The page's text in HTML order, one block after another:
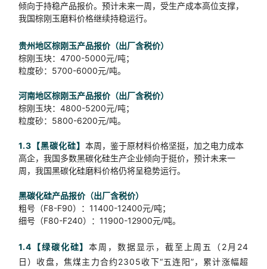
倾向于持稳产品报价。预计未来一周，受生产成本高位支撑，
我国棕刚玉磨料价格继续持稳运行。
贵州地区棕刚玉产品报价（出厂含税价）
棕刚玉块：4700-5000元/吨；
粒度砂：5700-6000元/吨。
河南地区棕刚玉产品报价（出厂含税价）
棕刚玉块：4800-5200元/吨；
粒度砂：5800-6200元/吨。
1.3【黑碳化硅】 本周，鉴于原材料价格坚挺，加之电力成本
高企，我国多数黑碳化硅生产企业倾向于挺价，预计未来一
周，我国黑碳化硅磨料价格仍将呈稳势运行。
黑碳化硅产品报价（出厂含税价）
粗号（F8-F90）：11400-12400元/吨；
细号（F80-F240）：11900-12900元/吨。
1.4【绿碳化硅】本周，数据显示，截至上周五（2月24
日）收盘，焦煤主力合约2305收下“五连阳”，累计涨幅超